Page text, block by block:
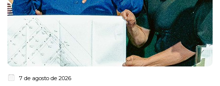
7 de agosto de 2026